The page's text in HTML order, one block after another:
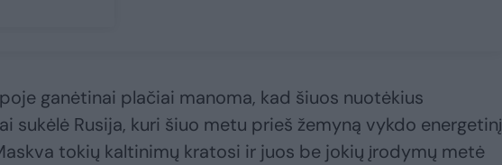
ganėtinai plačiai manoma, kad šiuos nuotėkius
sukėlė Rusija, kuri šiuo metu prieš žemyną vykdo energetinį
tokių kaltinimų kratosi ir juos be jokių įrodymų metė